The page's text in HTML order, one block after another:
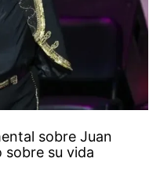
sobre Juan
sobre su vida